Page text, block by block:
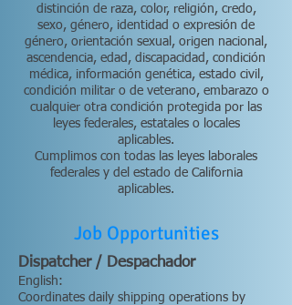
distinción de raza, color, religión, credo,
sexo, género, identidad o expresión de
género, orientación sexual, origen nacional,
ascendencia, edad, discapacidad, condición
médica, información genética, estado civil,
condición militar o de veterano, embarazo o
cualquier otra condición protegida por las
leyes federales, estatales o locales
aplicables.
Cumplimos con todas las leyes laborales
federales y del estado de California
aplicables.
Job Opportunities
Dispatcher / Despachador
English:
Coordinates daily shipping operations by